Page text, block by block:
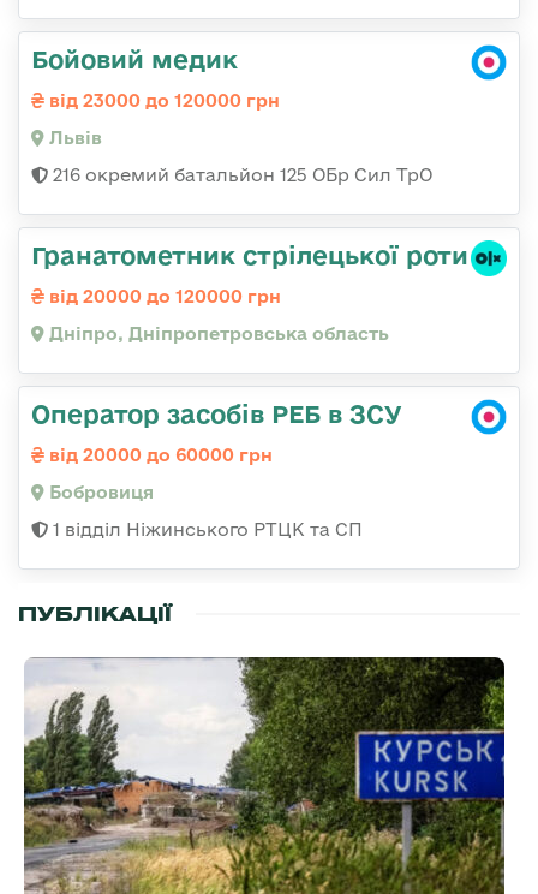
Бойовий медик
від 23000 до 120000 грн
Львів
216 окремий батальйон 125 ОБр Сил ТрО
Гранатометник стрілецької роти
від 20000 до 120000 грн
Дніпро, Дніпропетровська область
Оператор засобів РЕБ в ЗСУ
від 20000 до 60000 грн
Бобровиця
1 відділ Ніжинського РТЦК та СП
ПУБЛІКАЦІЇ